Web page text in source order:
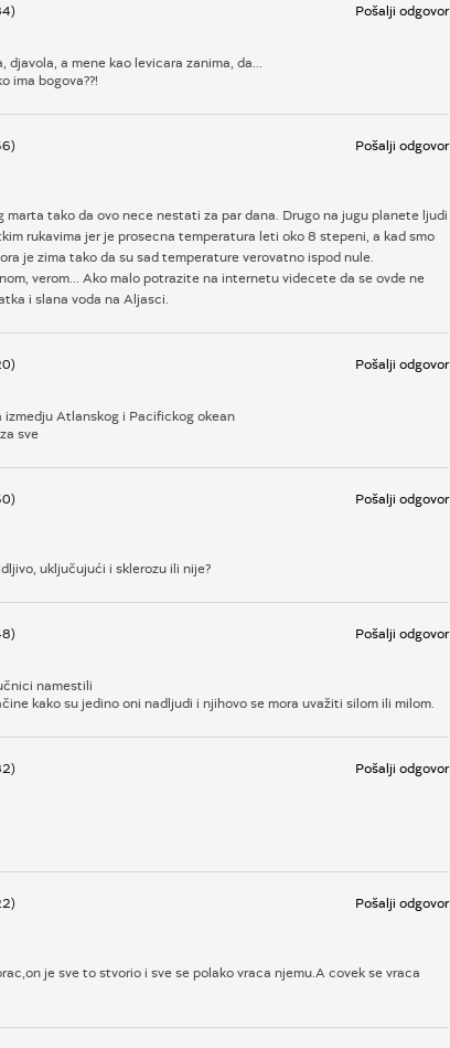
Pošalji odgovor
djavola, a mene kao levicara zanima, da...
ima bogova??!
Pošalji odgovor
marta tako da ovo nece nestati za par dana. Drugo na jugu planete ljudi
rukavima jer je prosecna temperatura leti oko 8 stepeni, a kad smo
je zima tako da su sad temperature verovatno ispod nule.
verom... Ako malo potrazite na internetu videcete da se ovde ne
i slana voda na Aljasci.
Pošalji odgovor
izmedju Atlanskog i Pacifickog okean
sve
Pošalji odgovor
uključujući i sklerozu ili nije?
Pošalji odgovor
namestili
kako su jedino oni nadljudi i njihovo se mora uvažiti silom ili milom.
Pošalji odgovor
Pošalji odgovor
je sve to stvorio i sve se polako vraca njemu.A covek se vraca